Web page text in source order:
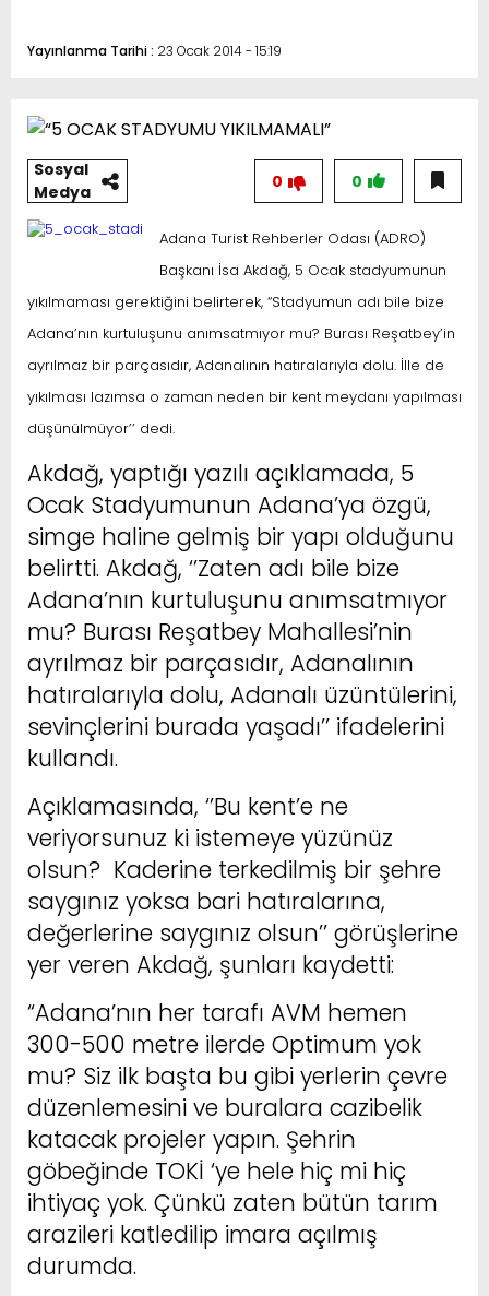
Yayınlanma Tarihi : 23 Ocak 2014 - 15:19
Sosyal
Medya
0
0
Adana Turist Rehberler Odası (ADRO)
Başkanı İsa Akdağ, 5 Ocak stadyumunun
yıkılmaması gerektiğini belirterek, “Stadyumun adı bile bize
Adana’nın kurtuluşunu anımsatmıyor mu? Burası Reşatbey’in
ayrılmaz bir parçasıdır, Adanalının hatıralarıyla dolu. İlle de
yıkılması lazımsa o zaman neden bir kent meydanı yapılması
düşünülmüyor’’ dedi.
Akdağ, yaptığı yazılı açıklamada, 5
Ocak Stadyumunun Adana’ya özgü,
simge haline gelmiş bir yapı olduğunu
belirtti. Akdağ, ‘’Zaten adı bile bize
Adana’nın kurtuluşunu anımsatmıyor
mu? Burası Reşatbey Mahallesi’nin
ayrılmaz bir parçasıdır, Adanalının
hatıralarıyla dolu, Adanalı üzüntülerini,
sevinçlerini burada yaşadı’’ ifadelerini
kullandı.
Açıklamasında, ‘’Bu kent’e ne
veriyorsunuz ki istemeye yüzünüz
olsun? Kaderine terkedilmiş bir şehre
saygınız yoksa bari hatıralarına,
değerlerine saygınız olsun’’ görüşlerine
yer veren Akdağ, şunları kaydetti:
“Adana’nın her tarafı AVM hemen
300-500 metre ilerde Optimum yok
mu? Siz ilk başta bu gibi yerlerin çevre
düzenlemesini ve buralara cazibelik
katacak projeler yapın. Şehrin
göbeğinde TOKİ ‘ye hele hiç mi hiç
ihtiyaç yok. Çünkü zaten bütün tarım
arazileri katledilip imara açılmış
durumda.